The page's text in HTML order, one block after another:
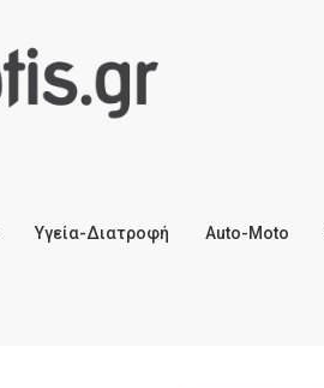
Υγεία-Διατροφή Auto-Moto